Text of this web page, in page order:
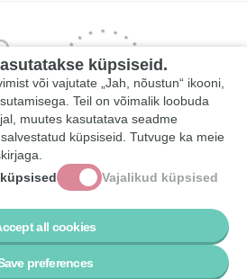
küpsiseid.
või vajutate „Jah, nõustun“ ikooni,
Teil on võimalik loobuda
muutes kasutatava seadme
küpsiseid. Tutvuge ka meie
Vajalikud küpsised
all cookies
preferences